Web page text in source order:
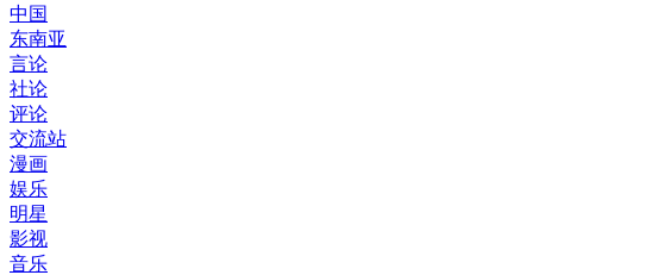
中国
东南亚
言论
社论
评论
交流站
漫画
娱乐
明星
影视
音乐